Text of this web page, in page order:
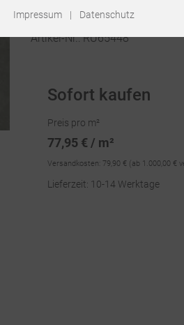
Artikel-Nr.:RU65448
Sofort kaufen
Preis pro m²
77,95 € / m²
Versandkosten: 79,90 € (ab 1.000,00 €
Lieferzeit: 10-14 Werktage
Impressum | Datenschutz